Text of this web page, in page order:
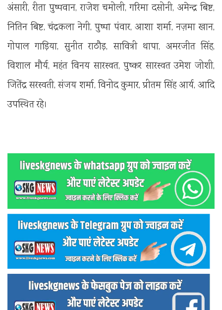
अंसारी, रीता पुष्पवान, राजेश चमोली, गरिमा दसोनी, अमेन्द्र बिष्ट,
नितिन बिष्ट, चंद्रकला नेगी, पुष्पा पंवार, आशा शर्मा, नज़मा खान,
गोपाल गाड़िया, सुनीत राठौड़, सावित्री थापा, अमरजीत सिंह,
विशाल मौर्य, महंत विनय सारस्वत, पुष्कर सारस्वत उमेश जोशी,
जितेंद्र सरस्वती, संजय शर्मा, विनोद कुमार, प्रीतम सिंह आर्य, आदि
उपस्थित रहे।